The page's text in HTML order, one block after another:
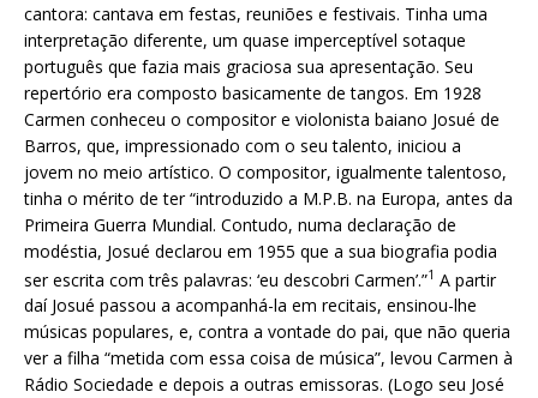
cantora: cantava em festas, reuniões e festivais. Tinha uma
interpretação diferente, um quase imperceptível sotaque
português que fazia mais graciosa sua apresentação. Seu
repertório era composto basicamente de tangos. Em 1928
Carmen conheceu o compositor e violonista baiano Josué de
Barros, que, impressionado com o seu talento, iniciou a
jovem no meio artístico. O compositor, igualmente talentoso,
tinha o mérito de ter “introduzido a M.P.B. na Europa, antes da
Primeira Guerra Mundial. Contudo, numa declaração de
modéstia, Josué declarou em 1955 que a sua biografia podia
ser escrita com três palavras: ‘eu descobri Carmen’.”1 A partir
daí Josué passou a acompanhá-la em recitais, ensinou-lhe
músicas populares, e, contra a vontade do pai, que não queria
ver a filha “metida com essa coisa de música”, levou Carmen à
Rádio Sociedade e depois a outras emissoras. (Logo seu José